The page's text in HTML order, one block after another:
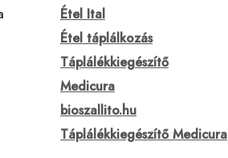
Étel Ital
Étel táplálkozás
Táplálékkiegészítő
Medicura
bioszallito.hu
Táplálékkiegészítő Medicura